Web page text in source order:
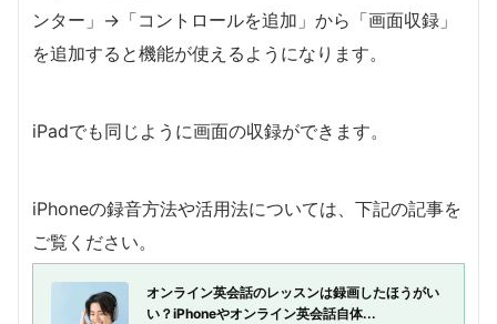
ンター」→「コントロールを追加」から「画面収録」
を追加すると機能が使えるようになります。
iPadでも同じように画面の収録ができます。
iPhoneの録音方法や活用法については、下記の記事を
ご覧ください。
オンライン英会話のレッスンは録画したほうがい
い？iPhoneやオンライン英会話自体...